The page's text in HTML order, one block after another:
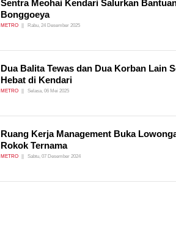
Sentra Meohai Kendari Salurkan
Bonggoeya
METRO Rabu, 24 Desember 2025
Dua Balita Tewas dan Dua Korban Lain
Hebat di Kendari
METRO Selasa, 06 Mei 2025
Ruang Kerja Management Buka
Rokok Ternama
METRO Sabtu, 07 Desember 2024